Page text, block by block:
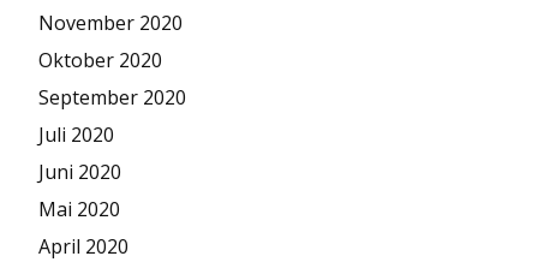
November 2020
Oktober 2020
September 2020
Juli 2020
Juni 2020
Mai 2020
April 2020